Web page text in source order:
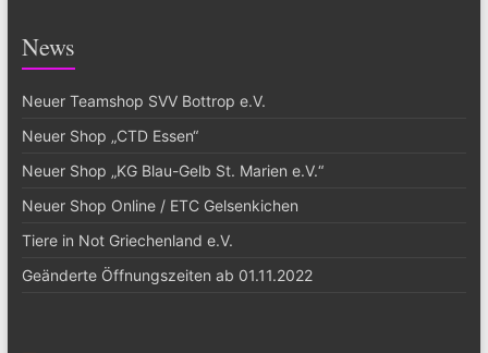
News
Neuer Teamshop SVV Bottrop e.V.
Neuer Shop „CTD Essen“
Neuer Shop „KG Blau-Gelb St. Marien e.V.“
Neuer Shop Online / ETC Gelsenkichen
Tiere in Not Griechenland e.V.
Geänderte Öffnungszeiten ab 01.11.2022